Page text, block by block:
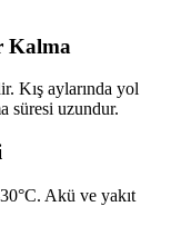
Kalma
Kış aylarında yol
süresi uzundur.
Akü ve yakıt